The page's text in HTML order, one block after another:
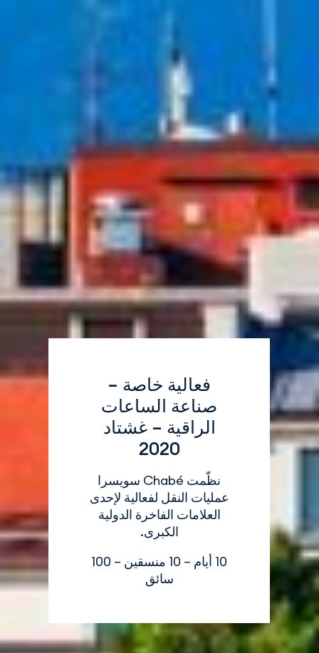
فعالية خاصة –
صناعة الساعات
الراقية – غشتاد
2020
نظّمت Chabé سويسرا
عمليات النقل لفعالية لإحدى
العلامات الفاخرة الدولية
الكبرى.
10 أيام – 10 منسقين – 100
سائق